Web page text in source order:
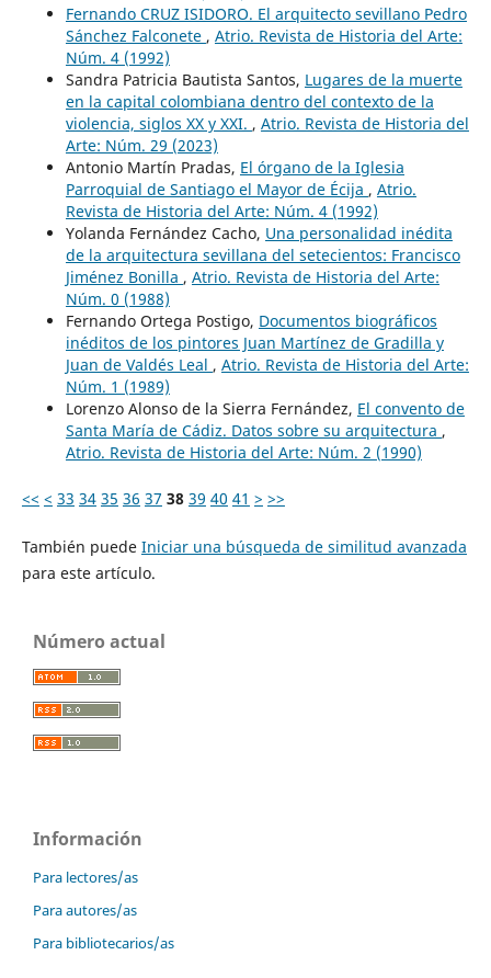
Fernando CRUZ ISIDORO. El arquitecto sevillano Pedro
Sánchez Falconete , Atrio. Revista de Historia del Arte:
Núm. 4 (1992)
Sandra Patricia Bautista Santos, Lugares de la muerte
en la capital colombiana dentro del contexto de la
violencia, siglos XX y XXI. , Atrio. Revista de Historia del
Arte: Núm. 29 (2023)
Antonio Martín Pradas, El órgano de la Iglesia
Parroquial de Santiago el Mayor de Écija , Atrio.
Revista de Historia del Arte: Núm. 4 (1992)
Yolanda Fernández Cacho, Una personalidad inédita
de la arquitectura sevillana del setecientos: Francisco
Jiménez Bonilla , Atrio. Revista de Historia del Arte:
Núm. 0 (1988)
Fernando Ortega Postigo, Documentos biográficos
inéditos de los pintores Juan Martínez de Gradilla y
Juan de Valdés Leal , Atrio. Revista de Historia del Arte:
Núm. 1 (1989)
Lorenzo Alonso de la Sierra Fernández, El convento de
Santa María de Cádiz. Datos sobre su arquitectura ,
Atrio. Revista de Historia del Arte: Núm. 2 (1990)
<< < 33 34 35 36 37 38 39 40 41 > >>
También puede Iniciar una búsqueda de similitud avanzada
para este artículo.
Número actual
Información
Para lectores/as
Para autores/as
Para bibliotecarios/as